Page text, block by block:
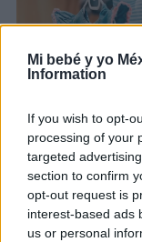
Mi bebé y yo
Information
If you wish to opt-
processing of your
targeted
section to confirm
opt-out request is
interest-based ads
us or personal
Estos son